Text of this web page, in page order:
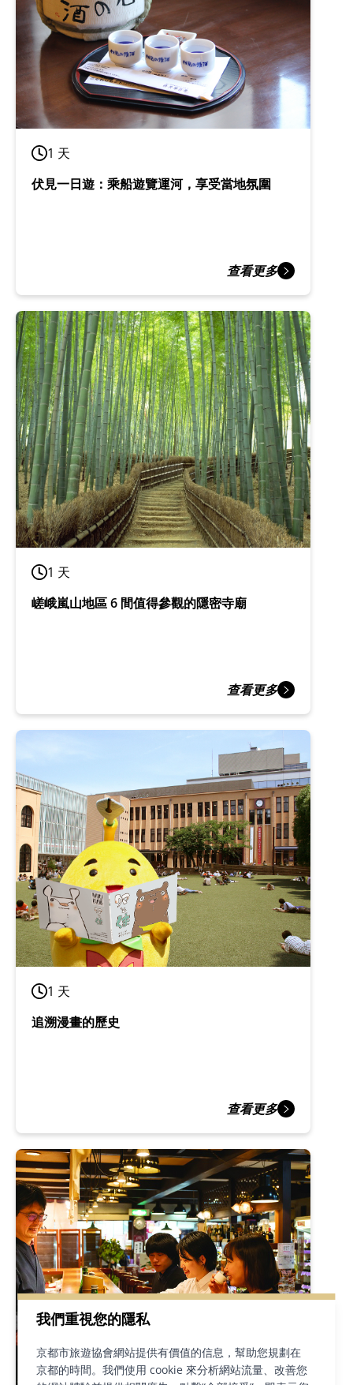
我們重視您的隱私
京都市旅遊協會網站提供有價值的信息，幫助您規劃在
京都的時間。我們使用 cookie 來分析網站流量、改善您
1 天
伏見一日遊：乘船遊覽運河，享受當地氛圍
查看更多
1 天
嵯峨嵐山地區 6 間值得參觀的隱密寺廟
查看更多
1 天
追溯漫畫的歷史
查看更多